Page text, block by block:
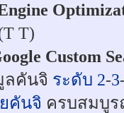
T)
Custom
คันจิ ระดับ 2-3
คันจิ ครบสมบู